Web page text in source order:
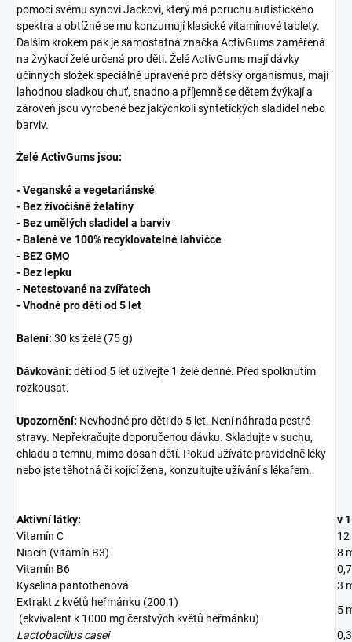
pomoci svému synovi Jackovi, který má poruchu autistického
spektra a obtížně se mu konzumují klasické vitamínové tablety.
Dalším krokem pak je samostatná značka ActivGums zaměřená
na žvýkací želé určená pro děti. Želé ActivGums mají dávky
účinných složek speciálně upravené pro dětský organismus, mají
lahodnou sladkou chuť, snadno a příjemně se dětem žvýkají a
zároveň jsou vyrobené bez jakýchkoli syntetických sladidel nebo
barviv.
Želé ActivGums jsou:
- Veganské a vegetariánské
- Bez živočišné želatiny
- Bez umělých sladidel a barviv
- Balené ve 100% recyklovatelné lahvičce
- BEZ GMO
- Bez lepku
- Netestované na zvířatech
- Vhodné pro děti od 5 let
Balení: 30 ks želé (75 g)
Dávkování: děti od 5 let užívejte 1 želé denně. Před spolknutím
rozkousat.
Upozornění: Nevhodné pro děti do 5 let. Není náhrada pestré
stravy. Nepřekračujte doporučenou dávku. Skladujte v suchu,
chladu a temnu, mimo dosah dětí. Pokud užíváte pravidelně léky
nebo jste těhotná či kojící žena, konzultujte užívání s lékařem.
Aktivní látky:
v
Vitamín C
12
Niacin (vitamín B3)
8
Vitamín B6
Kyselina pantothenová
3
Extrakt z květů heřmánku (200:1)
(ekvivalent k 1000 mg čerstvých květů heřmánku)
5
Lactobacillus casei